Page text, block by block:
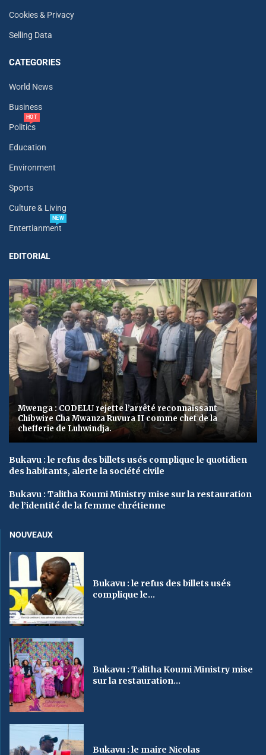
Cookies & Privacy
Selling Data
CATEGORIES
World News
Business
Politics
HOT
Education
Environment
Sports
Culture & Living
Entertianment
NEW
EDITORIAL
Mwenga : CODELU rejette l’arrêté reconnaissant
Chibwire Cha Mwanza Ruvura II comme chef de la
chefferie de Luhwindja.
Bukavu : le refus des billets usés complique le quotidien
des habitants, alerte la société civile
Bukavu : Talitha Koumi Ministry mise sur la restauration
de l’identité de la femme chrétienne
NOUVEAUX
Bukavu : le refus des billets usés
complique le...
Bukavu : Talitha Koumi Ministry mise
sur la restauration...
Bukavu : le maire Nicolas